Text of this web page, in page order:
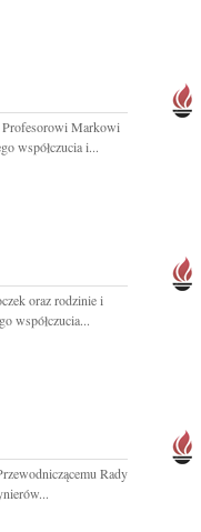
Profesorowi Markowi
współczucia i...
oraz rodzinie i
współczucia...
Rady